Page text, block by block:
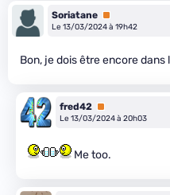
Soriatane Premium
Le 13/03/2024 à 19h42
Bon, je dois être encore dans
fred42 Premium
Le 13/03/2024 à 20h03
Me too.